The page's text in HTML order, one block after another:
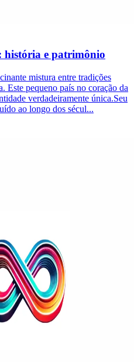
história e patrimônio
mistura entre tradições
Este pequeno país no coração da
verdadeiramente única.Seu
ao longo dos sécul...